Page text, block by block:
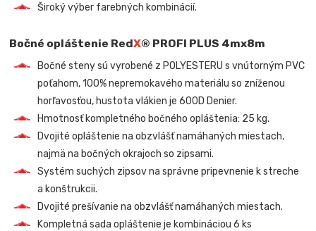
Široký výber farebných kombinácií.
Bočné opláštenie RedX® PROFI PLUS 4mx8m
Bočné steny sú vyrobené z POLYESTERU s vnútorným PVC
poťahom, 100% nepremokavého materiálu so zníženou
horľavosťou, hustota vlákien je 600D Denier.
Hmotnosť kompletného bočného opláštenia: 25 kg.
Dvojité opláštenie na obzvlášť namáhaných miestach,
najmä na bočných okrajoch so zipsami.
Systém suchých zipsov na správne pripevnenie k streche
a konštrukcii.
Dvojité prešívanie na obzvlášť namáhaných miestach.
Kompletná sada opláštenie je kombináciou 6 ks